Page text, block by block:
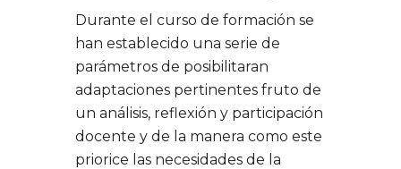
Durante el curso de formación se
han establecido una serie de
parámetros de posibilitaran
adaptaciones pertinentes fruto de
un análisis, reflexión y participación
docente y de la manera como este
priorice las necesidades de la